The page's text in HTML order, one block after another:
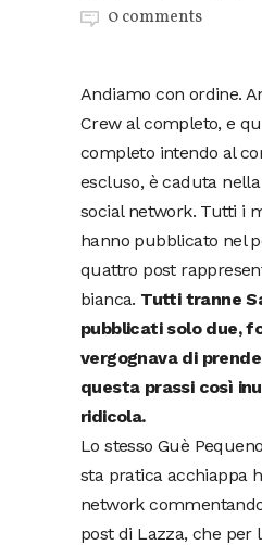
0 comments
Andiamo con ordine.
Crew al completo, e
completo intendo al
escluso, è caduta
social network. Tutti i
hanno pubblicato nel
quattro post
bianca. Tutti tranne
pubblicati solo due,
vergognava di
questa prassi così
ridicola.
Lo stesso Guè
sta pratica acchiappa
network
post di Lazza, che per